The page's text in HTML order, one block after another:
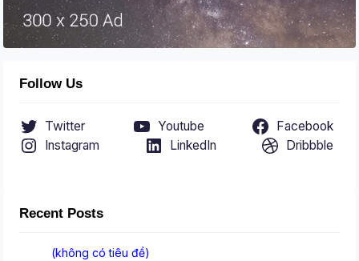
Follow Us
Twitter Youtube
Facebook
Instagram
LinkedIn Dribbble
Recent Posts
(không có tiêu đề)